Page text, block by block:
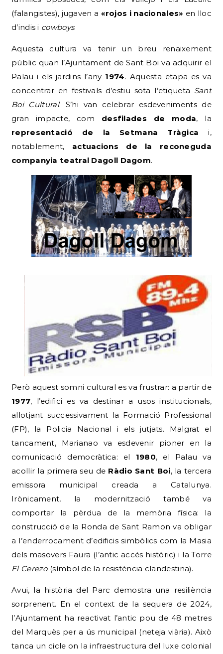
(falangistes), jugaven a «rojos i nacionales» en lloc
d’indis i cowboys.
Aquesta cultura va tenir un breu renaixement
públic quan l’Ajuntament de Sant Boi va adquirir el
Palau i els jardins l’any 1974. Aquesta etapa es va
concentrar en festivals d’estiu sota l’etiqueta Sant
Boi Cultural. S’hi van celebrar esdeveniments de
gran impacte, com desfilades de moda, la
representació de la Setmana Tràgica i,
notablement, actuacions de la reconeguda
companyia teatral Dagoll Dagom.
Però aquest somni cultural es va frustrar: a partir de
1977, l’edifici es va destinar a usos institucionals,
allotjant successivament la Formació Professional
(FP), la Policia Nacional i els jutjats. Malgrat el
tancament, Marianao va esdevenir pioner en la
comunicació democràtica: el 1980, el Palau va
acollir la primera seu de Ràdio Sant Boi, la tercera
emissora municipal creada a Catalunya.
Irònicament, la modernització també va
comportar la pèrdua de la memòria física: la
construcció de la Ronda de Sant Ramon va obligar
a l’enderrocament d’edificis simbòlics com la Masia
dels masovers Faura (l’antic accés històric) i la Torre
El Cerezo(símbol de la resistència clandestina).
Avui, la història del Parc demostra una resiliència
sorprenent. En el context de la sequera de 2024,
l’Ajuntament ha reactivat l’antic pou de 48 metres
del Marquès per a ús municipal (neteja viària). Això
tanca un cicle on la infraestructura del luxe colonial